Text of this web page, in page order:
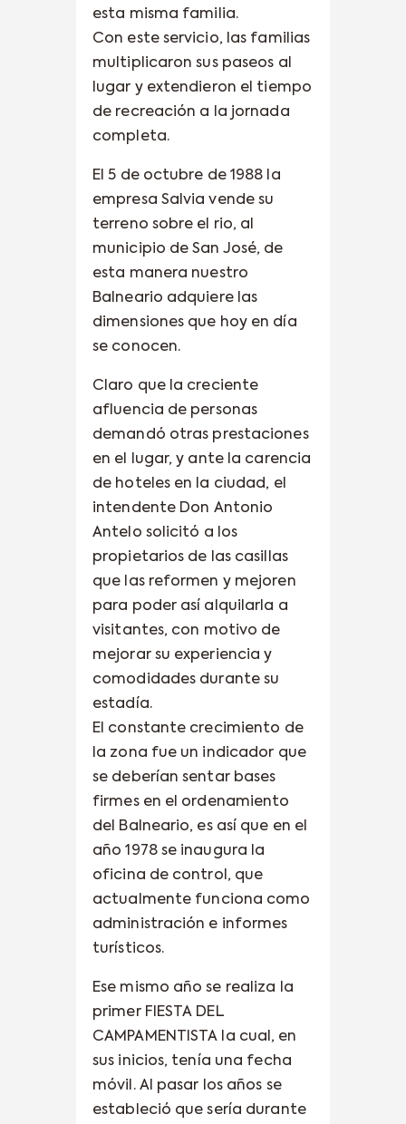
esta misma familia.
Con este servicio, las familias
multiplicaron sus paseos al
lugar y extendieron el tiempo
de recreación a la jornada
completa.
El 5 de octubre de 1988 la
empresa Salvia vende su
terreno sobre el rio, al
municipio de San José, de
esta manera nuestro
Balneario adquiere las
dimensiones que hoy en día
se conocen.
Claro que la creciente
afluencia de personas
demandó otras prestaciones
en el lugar, y ante la carencia
de hoteles en la ciudad, el
intendente Don Antonio
Antelo solicitó a los
propietarios de las casillas
que las reformen y mejoren
para poder así alquilarla a
visitantes, con motivo de
mejorar su experiencia y
comodidades durante su
estadía.
El constante crecimiento de
la zona fue un indicador que
se deberían sentar bases
firmes en el ordenamiento
del Balneario, es así que en el
año 1978 se inaugura la
oficina de control, que
actualmente funciona como
administración e informes
turísticos.
Ese mismo año se realiza la
primer FIESTA DEL
CAMPAMENTISTA la cual, en
sus inicios, tenía una fecha
móvil. Al pasar los años se
estableció que sería durante